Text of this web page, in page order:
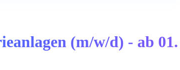
(m/w/d) - ab 01.